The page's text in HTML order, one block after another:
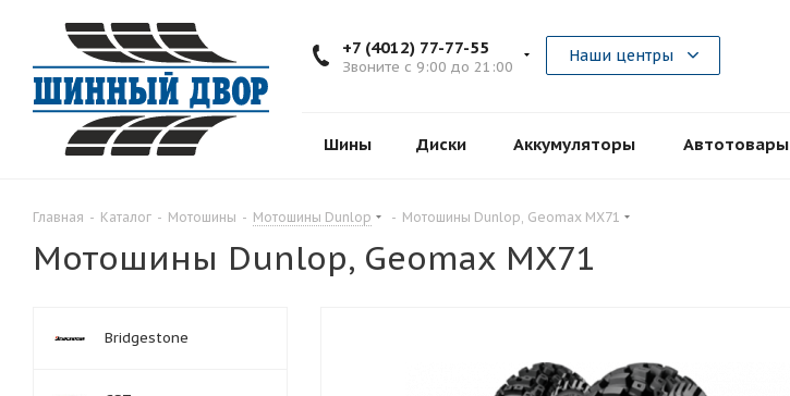
+7 (4012) 77-77-55
Звоните с 9:00 до 21:00
Наши центры
Шины Диски Аккумуляторы Автотовары
Главная - Каталог - Мотошины - Мотошины Dunlop - Мотошины Dunlop, Geomax MX71
Мотошины Dunlop, Geomax MX71
Bridgestone